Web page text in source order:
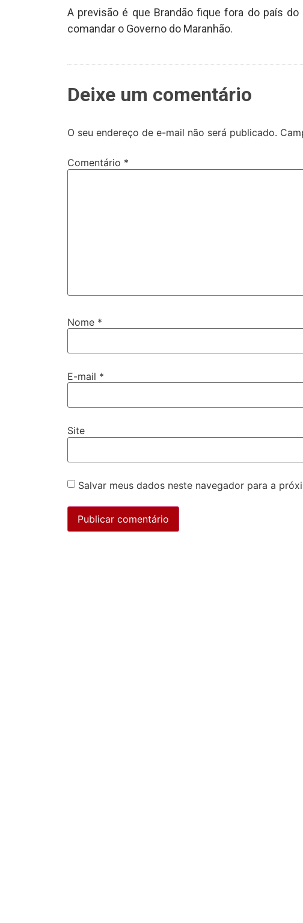
A previsão é que Brandão fique fora do país
comandar o Governo do Maranhão.
Deixe um comentário
O seu endereço de e-mail não será publicado.
Comentário *
Nome *
E-mail *
Site
Salvar meus dados neste navegador para a